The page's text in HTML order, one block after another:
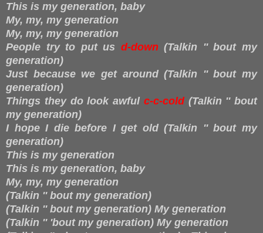
This is my generation, baby
My, my, my generation
My, my, my generation
People try to put us d-down(Talkin '' bout my
generation)
Just because we get around (Talkin '' bout my
generation)
Things they do look awful c-c-cold(Talkin '' bout
my generation)
I hope I die before I get old (Talkin '' bout my
generation)
This is my generation
This is my generation, baby
My, my, my generation
(Talkin '' bout my generation)
(Talkin '' bout my generation) My generation
(Talkin '' 'bout my generation) My generation